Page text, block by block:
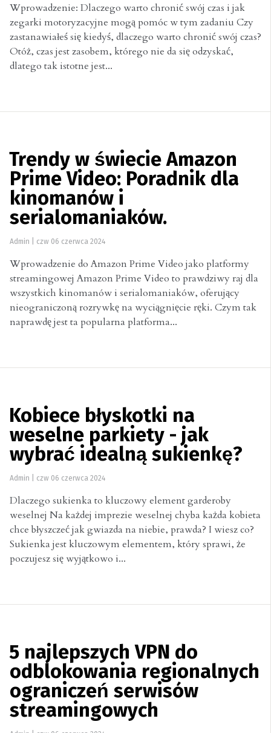
Wprowadzenie: Dlaczego warto chronić swój czas i jak
zegarki motoryzacyjne mogą pomóc w tym zadaniu Czy
zastanawiałeś się kiedyś, dlaczego warto chronić swój czas?
Otóż, czas jest zasobem, którego nie da się odzyskać,
dlatego tak istotne jest...
Trendy w świecie Amazon
Prime Video: Poradnik dla
kinomanów i
serialomaniaków.
Admin czw 06 czerwca 2024
Wprowadzenie do Amazon Prime Video jako platformy
streamingowej Amazon Prime Video to prawdziwy raj dla
wszystkich kinomanów i serialomaniaków, oferujący
nieograniczoną rozrywkę na wyciągnięcie ręki. Czym tak
naprawdę jest ta popularna platforma...
Kobiece błyskotki na
weselne parkiety - jak
wybrać idealną sukienkę?
Admin czw 06 czerwca 2024
Dlaczego sukienka to kluczowy element garderoby
weselnej Na każdej imprezie weselnej chyba każda kobieta
chce błyszczeć jak gwiazda na niebie, prawda? I wiesz co?
Sukienka jest kluczowym elementem, który sprawi, że
poczujesz się wyjątkowo i...
5 najlepszych VPN do
odblokowania regionalnych
ograniczeń serwisów
streamingowych